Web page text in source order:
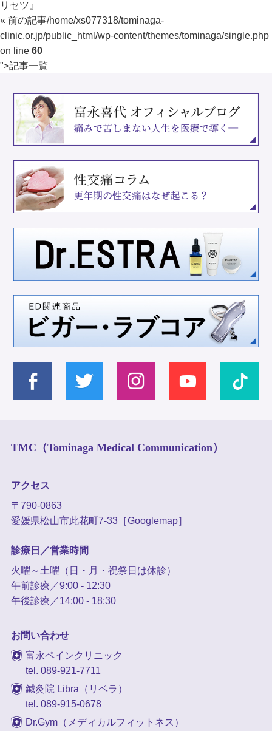
リセツ』
« 前の記事/home/xs077318/tominaga-
clinic.or.jp/public_html/wp-content/themes/tominaga/single.php
on line 60
">記事一覧
TMC（Tominaga Medical Communication）
アクセス
〒790-0863
愛媛県松山市此花町7-33［Googlemap］
診療日／営業時間
火曜～土曜（日・月・祝祭日は休診）
午前診療／9:00 - 12:30
午後診療／14:00 - 18:30
お問い合わせ
富永ペインクリニック
tel. 089-921-7711
鍼灸院 Libra（リベラ）
tel. 089-915-0678
Dr.Gym（メディカルフィットネス）